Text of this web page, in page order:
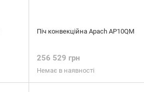
Піч конвекційна Apach AP10QM
256 529 грн
Немає в наявності